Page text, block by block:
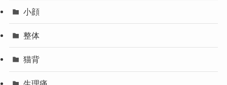
小顔
整体
猫背